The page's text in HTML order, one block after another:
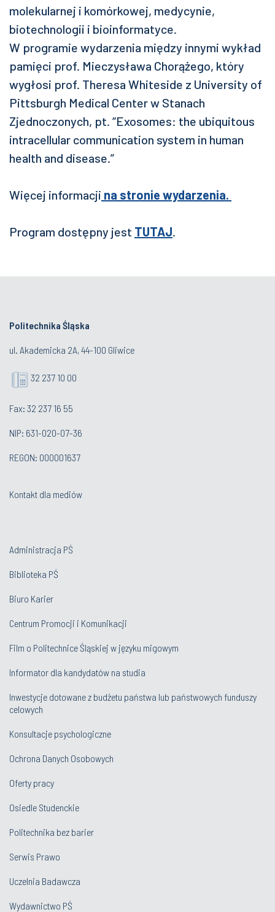
molekularnej i komórkowej, medycynie,
biotechnologii i bioinformatyce.
W programie wydarzenia między innymi wykład
pamięci prof. Mieczysława Chorążego, który
wygłosi prof. Theresa Whiteside z University of
Pittsburgh Medical Center w Stanach
Zjednoczonych, pt. “Exosomes: the ubiquitous
intracellular communication system in human
health and disease.”
Więcej informacji na stronie wydarzenia.
Program dostępny jest TUTAJ.
Politechnika Śląska
ul. Akademicka 2A, 44-100 Gliwice
32 237 10 00
Fax: 32 237 16 55
NIP: 631-020-07-36
REGON: 000001637
Kontakt dla mediów
Administracja PŚ
Biblioteka PŚ
Biuro Karier
Centrum Promocji i Komunikacji
Film o Politechnice Śląskiej w języku migowym
Informator dla kandydatów na studia
Inwestycje dotowane z budżetu państwa lub państwowych funduszy
celowych
Konsultacje psychologiczne
Ochrona Danych Osobowych
Oferty pracy
Osiedle Studenckie
Politechnika bez barier
Serwis Prawo
Uczelnia Badawcza
Wydawnictwo PŚ